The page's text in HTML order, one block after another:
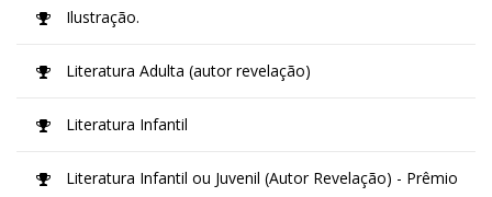
Ilustração.
Literatura Adulta (autor revelação)
Literatura Infantil
Literatura Infantil ou Juvenil (Autor Revelação) - Prêmio